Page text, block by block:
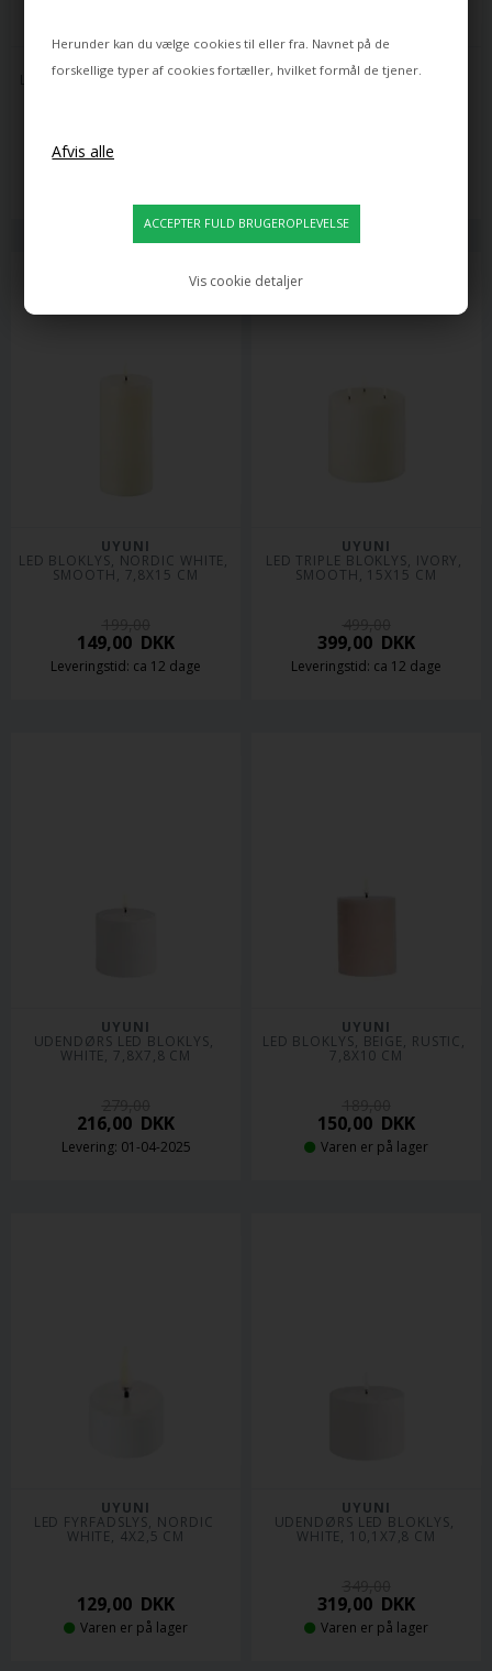
Herunder kan du vælge cookies til eller fra. Navnet på de
forskellige typer af cookies fortæller, hvilket formål de tjener.
Vis cookie detaljer
UYUNI
LED BLOKLYS M/KANT, IVORY,
199,00
175,00
UYUNI
LED BLOKLYS M/KANT, IVORY,
UYUNI
LED BLOKLYS, NORDIC WHITE,
SMOOTH, 7,8X15 CM
149,00 DKK
Leveringstid: ca 12 dage
UYUNI
LED TRIPLE BLOKLYS, IVORY,
SMOOTH, 15X15 CM
399,00 DKK
Leveringstid: ca 12 dage
UYUNI
UDENDØRS LED BLOKLYS,
WHITE, 7,8X7,8 CM
216,00 DKK
Levering: 01-04-2025
UYUNI
LED BLOKLYS, BEIGE, RUSTIC,
7,8X10 CM
150,00 DKK
Varen er på lager
UYUNI
LED FYRFADSLYS, NORDIC
WHITE, 4X2,5 CM
129,00 DKK
Varen er på lager
UYUNI
UDENDØRS LED BLOKLYS,
WHITE, 10,1X7,8 CM
319,00 DKK
Varen er på lager